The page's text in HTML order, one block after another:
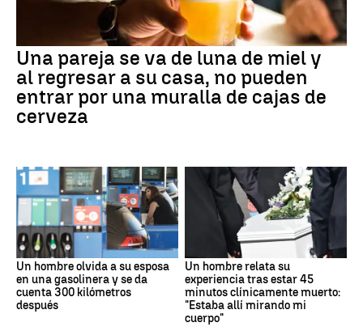
Una pareja se va de luna de miel y
al regresar a su casa, no pueden
entrar por una muralla de cajas de
cerveza
Un hombre olvida a su esposa
en una gasolinera y se da
cuenta 300 kilómetros
después
Un hombre relata su
experiencia tras estar 45
minutos clínicamente muerto:
"Estaba allí mirando mi
cuerpo"